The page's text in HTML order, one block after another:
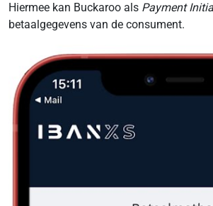
Hiermee kan Buckaroo als Payment
betaalgegevens van de consument.